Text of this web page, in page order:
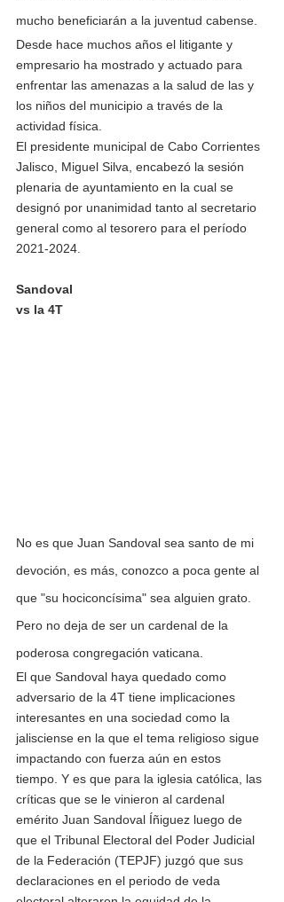
mucho beneficiarán a la juventud cabense.
Desde hace muchos años el litigante y
empresario ha mostrado y actuado para
enfrentar las amenazas a la salud de las y
los niños del municipio a través de la
actividad física.
El presidente municipal de Cabo Corrientes
Jalisco, Miguel Silva, encabezó la sesión
plenaria de ayuntamiento en la cual se
designó por unanimidad tanto al secretario
general como al tesorero para el período
2021-2024.
Sandoval
vs la 4T
No es que Juan Sandoval sea santo de mi
devoción, es más, conozco a poca gente al
que "su hociconcísima" sea alguien grato.
Pero no deja de ser un cardenal de la
poderosa congregación vaticana.
El que Sandoval haya quedado como
adversario de la 4T tiene implicaciones
interesantes en una sociedad como la
jalisciense en la que el tema religioso sigue
impactando con fuerza aún en estos
tiempo. Y es que para la iglesia católica, las
críticas que se le vinieron al cardenal
emérito Juan Sandoval Íñiguez luego de
que el Tribunal Electoral del Poder Judicial
de la Federación (TEPJF) juzgó que sus
declaraciones en el periodo de veda